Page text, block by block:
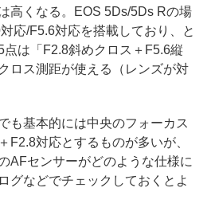
高くなる。EOS 5Ds/5Ds Rの場
応/F5.6対応を搭載しており、と
点は「F2.8斜めクロス＋F5.6縦
ロス測距が使える（レンズが対
も基本的には中央のフォーカス
F2.8対応とするものが多いが、
AFセンサーがどのような仕様に
グなどでチェックしておくとよ